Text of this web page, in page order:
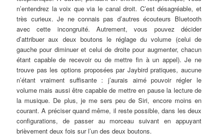
n’entendrez la voix que via le canal droit. C’est désagréable, et
très curieux. Je ne connais pas d’autres écouteurs Bluetooth
avec cette incongruité. Autrement, vous pouvez décider
d’attribuer aux deux boutons le réglage du volume (celui de
gauche pour diminuer et celui de droite pour augmenter, chacun
étant capable de recevoir ou de mettre fin à un appel). Je ne
trouve pas les options proposées par Jaybird pratiques, aucune
n’étant vraiment suffisante : j’aurais aimé pouvoir régler le
volume mais aussi être capable de mettre en pause la lecture de
la musique. De plus, je me sers peu de Siri, encore moins en
courant. A préciser quand même, il reste possible, dans les deux
configurations, de passer au morceau suivant en appuyant
brièvement deux fois sur l’un des deux boutons.